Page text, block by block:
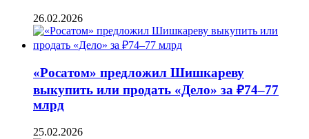
26.02.2026
«Росатом» предложил Шишкареву
выкупить или продать «Дело» за ₽74–77
млрд
25.02.2026